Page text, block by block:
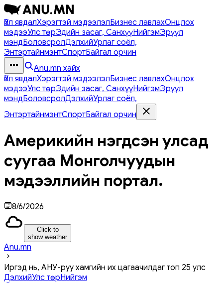
Үйл явдалХэрэгтэй мэдээлэлБизнес лавлахОнцлох
мэдээУлс төрЭдийн засаг, СанхүүНийгэмЭрүүл
мэндБоловсролДэлхийУрлаг соёл,
ЭнтэртайнмэнтСпортБайгал орчин
Anu.mn хайх
Үйл явдалХэрэгтэй мэдээлэлБизнес лавлахОнцлох
мэдээУлс төрЭдийн засаг, СанхүүНийгэмЭрүүл
мэндБоловсролДэлхийУрлаг соёл,
ЭнтэртайнмэнтСпортБайгал орчин
Америкийн нэгдсэн улсад
суугаа Монголчуудын
мэдээллийн портал.
8/6/2026
Click to
show weather
Anu.mn
Иргэд нь, АНУ-руу хамгийн их цагаачилдаг топ 25 улс
ДэлхийУлс төрНийгэм